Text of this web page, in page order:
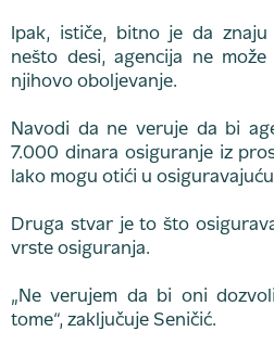
Ipak, ističe, bitno je da
nešto desi, agencija ne
njihovo oboljevanje.
Navodi da ne veruje da bi
7.000 dinara osiguranje iz
lako mogu otići u
Druga stvar je to što
vrste osiguranja.
„Ne verujem da bi oni
tome“, zaključuje Seničić.